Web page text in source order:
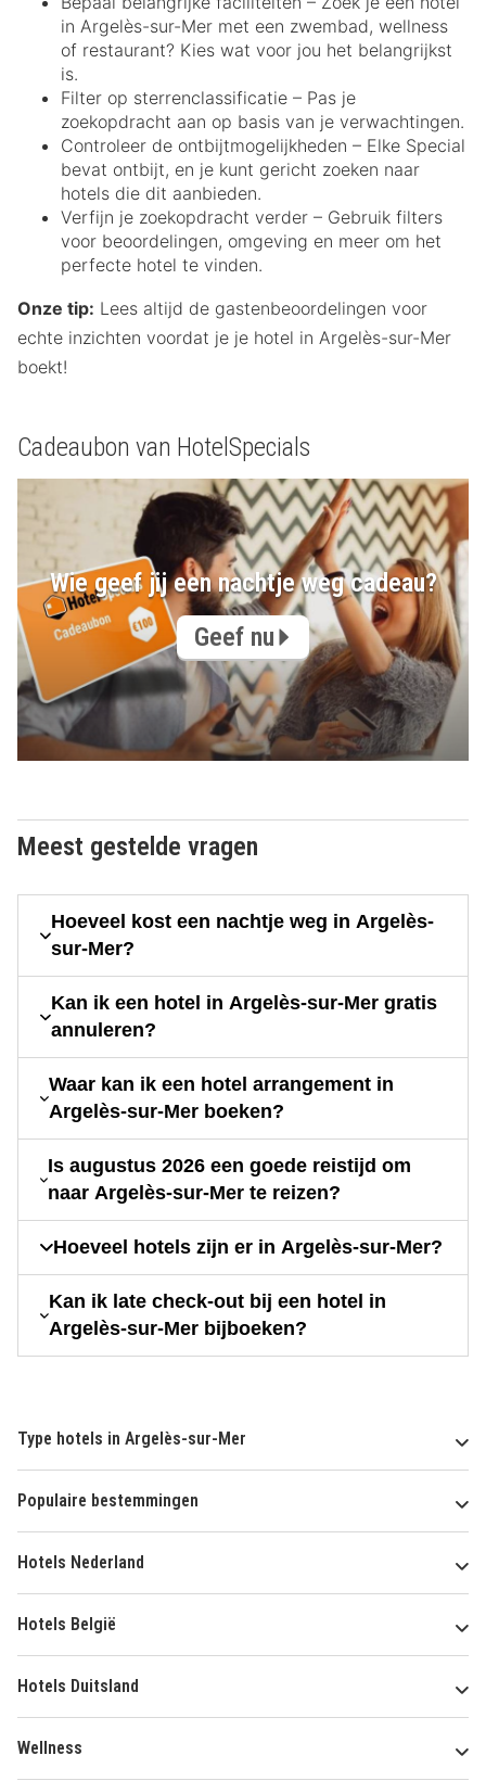
in Argelès-sur-Mer met een zwembad, wellness
of restaurant? Kies wat voor jou het belangrijkst
is.
Filter op sterrenclassificatie – Pas je
zoekopdracht aan op basis van je verwachtingen.
Controleer de ontbijtmogelijkheden – Elke Special
bevat ontbijt, en je kunt gericht zoeken naar
hotels die dit aanbieden.
Verfijn je zoekopdracht verder – Gebruik filters
voor beoordelingen, omgeving en meer om het
perfecte hotel te vinden.
Onze tip: Lees altijd de gastenbeoordelingen voor
echte inzichten voordat je je hotel in Argelès-sur-Mer
boekt!
Cadeaubon van HotelSpecials
Wie geef jij een nachtje weg cadeau?
Geef nu
Meest gestelde vragen
Hoeveel kost een nachtje weg in Argelès-
sur-Mer?
Kan ik een hotel in Argelès-sur-Mer gratis
annuleren?
Waar kan ik een hotel arrangement in
Argelès-sur-Mer boeken?
Is augustus 2026 een goede reistijd om
naar Argelès-sur-Mer te reizen?
Hoeveel hotels zijn er in Argelès-sur-Mer?
Kan ik late check-out bij een hotel in
Argelès-sur-Mer bijboeken?
Type hotels in Argelès-sur-Mer
Populaire bestemmingen
Hotels Nederland
Hotels België
Hotels Duitsland
Wellness